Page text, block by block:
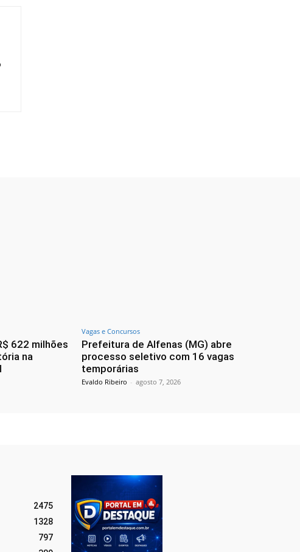
622 milhões
na
Vagas e Concursos
Prefeitura de Alfenas (MG) abre
processo seletivo com 16 vagas
temporárias
Evaldo Ribeiro - agosto 7, 2026
2475
1328
797